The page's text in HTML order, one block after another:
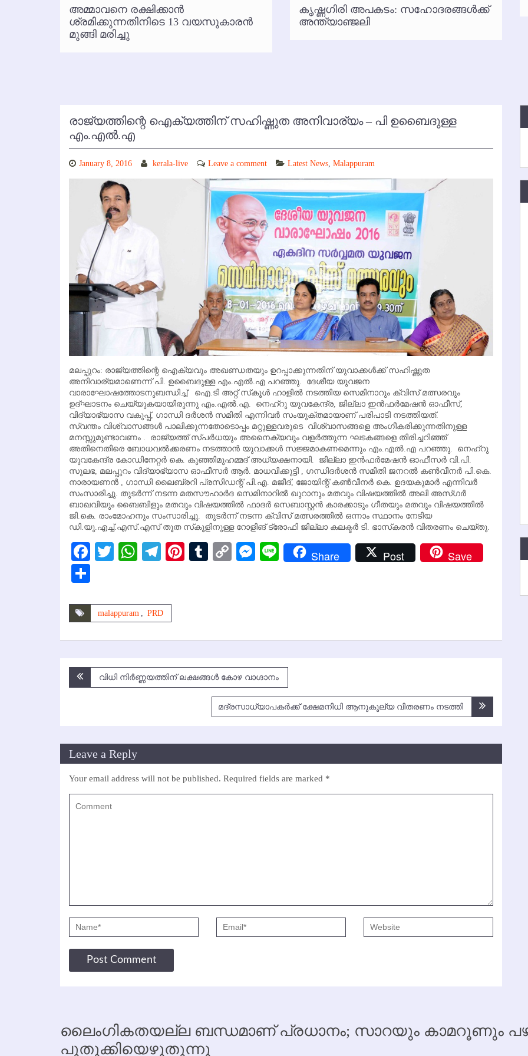
കോഴിക്കോട് വിമാനത്താവളത്തില്‍ അനധികൃത പാര്‍ക്കിംഗ് പിരിവ് : പരാതി തള്ളി
അമ്മാവനെ രക്ഷിക്കാന്‍
ശ്രമിക്കുന്നതിനിടെ 13 വയസുകാരന്‍
മുങ്ങി മരിച്ചു
കൃഷ്ണഗിരി അപകടം: സഹോദരങ്ങള്‍ക്ക്
അന്ത്യാഞ്ജലി
രാജ്യത്തിന്റെ ഐക്യത്തിന് സഹിഷ്ണുത അനിവാര്യം – പി ഉബൈദുള്ള
എം.എല്‍.എ
January 8, 2016 kerala-live Leave a comment Latest News, Malappuram
മലപ്പുറം: രാജ്യത്തിന്റെ ഐക്യവും അഖണ്ഡതയും ഉറപ്പാക്കുന്നതിന് യുവാക്കള്‍ക്ക് സഹിഷ്ണുത
അനിവാര്യമാണെന്ന് പി. ഉബൈദുള്ള എം.എല്‍.എ പറഞ്ഞു. ദേശീയ യുവജന
വാരാഘോഷത്തോടനുബന്ധിച്ച് ഐ.ടി അറ്റ് സ്‌കൂള്‍ ഹാളില്‍ നടത്തിയ സെമിനാറും ക്വിസ് മത്സരവും
ഉദ്ഘാടനം ചെയ്യുകയായിരുന്നു എം.എല്‍.എ. നെഹ്‌റു യുവകേന്ദ്ര, ജില്ലാ ഇന്‍ഫര്‍മേഷന്‍ ഓഫീസ്,
വിദ്യാഭ്യാസ വകുപ്പ്, ഗാന്ധി ദര്‍ശന്‍ സമിതി എന്നിവര്‍ സംയുക്തമായാണ് പരിപാടി നടത്തിയത്.
സ്വന്തം വിശ്വാസങ്ങള്‍ പാലിക്കുന്നതോടൊപ്പം മറ്റുള്ളവരുടെ വിശ്വാസങ്ങളെ അംഗീകരിക്കുന്നതിനുള്ള
മനസ്സുമുണ്ടാവണം . രാജ്യത്ത് സ്പര്‍ധയും അനൈക്യവും വളര്‍ത്തുന്ന ഘടകങ്ങളെ തിരിച്ചറിഞ്ഞ്
അതിനെതിരെ ബോധവല്‍ക്കരണം നടത്താന്‍ യുവാക്കള്‍ സജ്ജമാകണമെന്നും എം.എല്‍.എ പറഞ്ഞു. നെഹ്‌റു
യുവകേന്ദ്ര കോഡിനേറ്റര്‍ കെ. കുഞ്ഞിമുഹമ്മദ് അധ്യക്ഷനായി. ജില്ലാ ഇന്‍ഫര്‍മേഷന്‍ ഓഫീസര്‍ വി.പി.
സുലഭ, മലപ്പുറം വിദ്യാഭ്യാസ ഓഫീസര്‍ ആര്‍. മാധവിക്കുട്ടി , ഗന്ധിദര്‍ശന്‍ സമിതി ജനറല്‍ കണ്‍വീനര്‍ പി.കെ.
നാരായണന്‍ , ഗാന്ധി ലൈബ്രറി പ്രസിഡന്റ് പി.എ. മജീദ്, ജോയിന്റ് കണ്‍വീനര്‍ കെ. ഉദയകുമാര്‍ എന്നിവര്‍
സംസാരിച്ചു. തുടര്‍ന്ന് നടന്ന മതസൗഹാര്‍ദ സെമിനാറില്‍ ഖുറാനും മതവും വിഷയത്തില്‍ അലി അസ്ഗര്‍
ബാഖവിയും ബൈബിളും മതവും വിഷയത്തില്‍ ഫാദര്‍ സെബാസ്റ്റന്‍ കാരക്കാടും ഗീതയും മതവും വിഷയത്തില്‍
ജി.കെ. രാംമോഹനും സംസാരിച്ചു. തുടര്‍ന്ന് നടന്ന ക്വിസ് മത്സരത്തില്‍ ഒന്നാം സ്ഥാനം നേടിയ
ഡി.യു.എച്ച്.എസ്.എസ് തൂത സ്‌കൂളിനുള്ള റോളിങ് ട്രോഫി ജില്ലാ കലക്ടര്‍ ടി. ഭാസ്‌കരന്‍ വിതരണം ചെയ്തു.
Facebook
Twitter
WhatsApp
Telegram
Pinterest
Tumblr
CopyMessenger
LineShare Post Save
malappuram PRD
Post
navigation
വിധി നിര്‍ണ്ണയത്തിന് ലക്ഷങ്ങള്‍ കോഴ വാഗ്ദാനം
മദ്രസാധ്യാപകര്‍ക്ക് ക്ഷേമനിധി ആനുകൂല്യ വിതരണം നടത്തി
Leave a Reply
Your email address will not be published. Required fields are marked *
ലൈംഗികതയല്ല ബന്ധമാണ് പ്രധാനം; സാറയും കാമറൂണും
പുതുക്കിയെഴുതുന്നു